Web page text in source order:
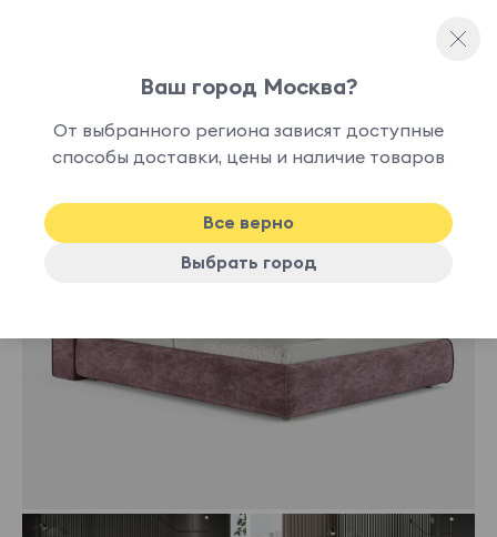
наличии
Ваш город Москва?
От выбранного региона зависят доступные
способы доставки, цены и наличие товаров
Все верно
Выбрать город